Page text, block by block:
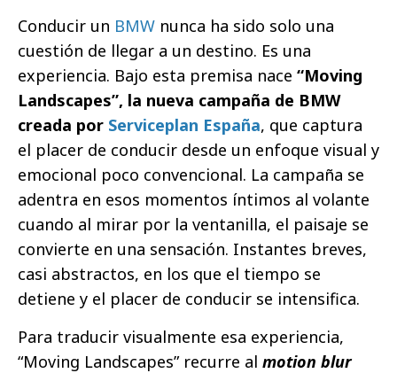
Conducir un BMW nunca ha sido solo una
cuestión de llegar a un destino. Es una
experiencia. Bajo esta premisa nace “Moving
Landscapes”, la nueva campaña de BMW
creada por Serviceplan España, que captura
el placer de conducir desde un enfoque visual y
emocional poco convencional. La campaña se
adentra en esos momentos íntimos al volante
cuando al mirar por la ventanilla, el paisaje se
convierte en una sensación. Instantes breves,
casi abstractos, en los que el tiempo se
detiene y el placer de conducir se intensifica.
Para traducir visualmente esa experiencia,
“Moving Landscapes” recurre al motion blur